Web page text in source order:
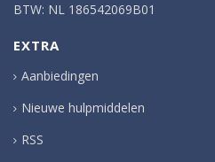
BTW: NL 186542069B01
EXTRA
Aanbiedingen
Nieuwe hulpmiddelen
RSS